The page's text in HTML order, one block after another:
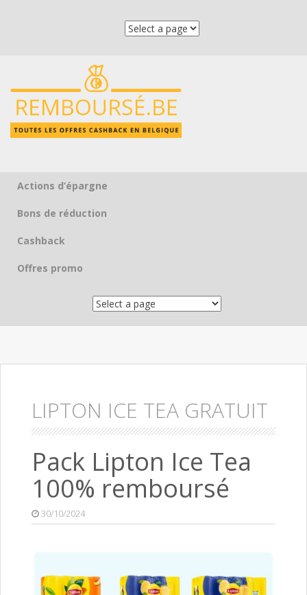
Skip to content
Actions d’épargne
Bons de réduction
Cashback
Offres promo
LIPTON ICE TEA GRATUIT
Pack Lipton Ice Tea
100% remboursé
30/10/2024